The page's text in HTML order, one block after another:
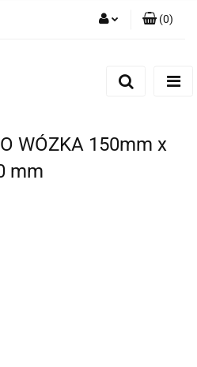
(0)
WÓZKA 150mm x
mm